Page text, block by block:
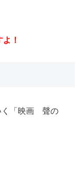
！
く「映画 聲の